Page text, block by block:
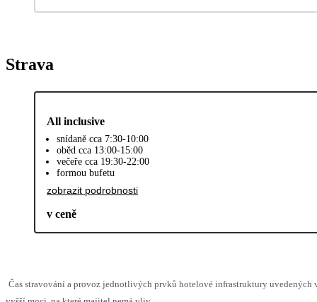
Strava
All inclusive
snídaně cca 7:30-10:00
oběd cca 13:00-15:00
večeře cca 19:30-22:00
formou bufetu
zobrazit podrobnosti
v ceně
Čas stravování a provoz jednotlivých prvků hotelové infrastruktury uvedených